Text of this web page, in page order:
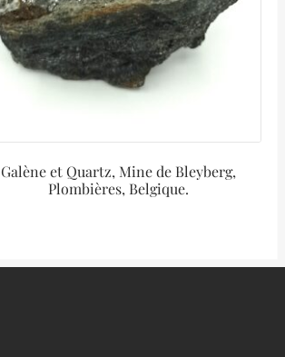
Galène et Quartz, Mine de Bleyberg,
Plombières, Belgique.